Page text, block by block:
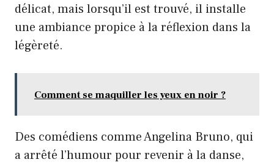
délicat, mais lorsqu’il est trouvé, il installe
une ambiance propice à la réflexion dans la
légèreté.
Comment se maquiller les yeux en noir ?
Des comédiens comme Angelina Bruno, qui
a arrêté l’humour pour revenir à la danse,